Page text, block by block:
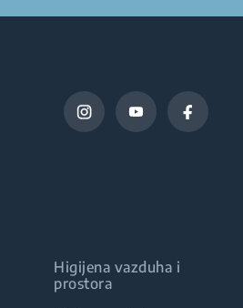
Higijena vazduha i
prostora